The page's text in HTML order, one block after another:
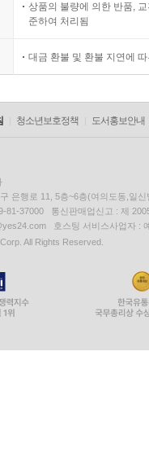
상품의 불량에 의한 반품,
준하여 처리됨
대금 환불 및 환불 지연에
청소년보호정책 도서홍보안내
은행로 11, 5층~6층(여의도동,일신
81-37000 통신판매업신고 : 제
호스팅 서비스사업자 :
All Rights Reserved.